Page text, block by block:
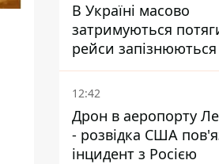
В Україні масово
затримуються
рейси
понад 12 годин
12:42
Дрон в аеропорту
- розвідка США
інцидент з Росією